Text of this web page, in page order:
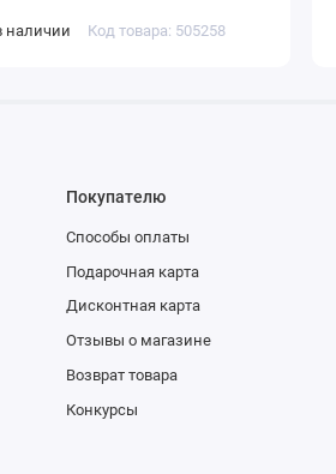
наличии Код товара: 505258
Покупателю
Способы оплаты
Подарочная карта
Дисконтная карта
Отзывы о магазине
Возврат товара
Конкурсы